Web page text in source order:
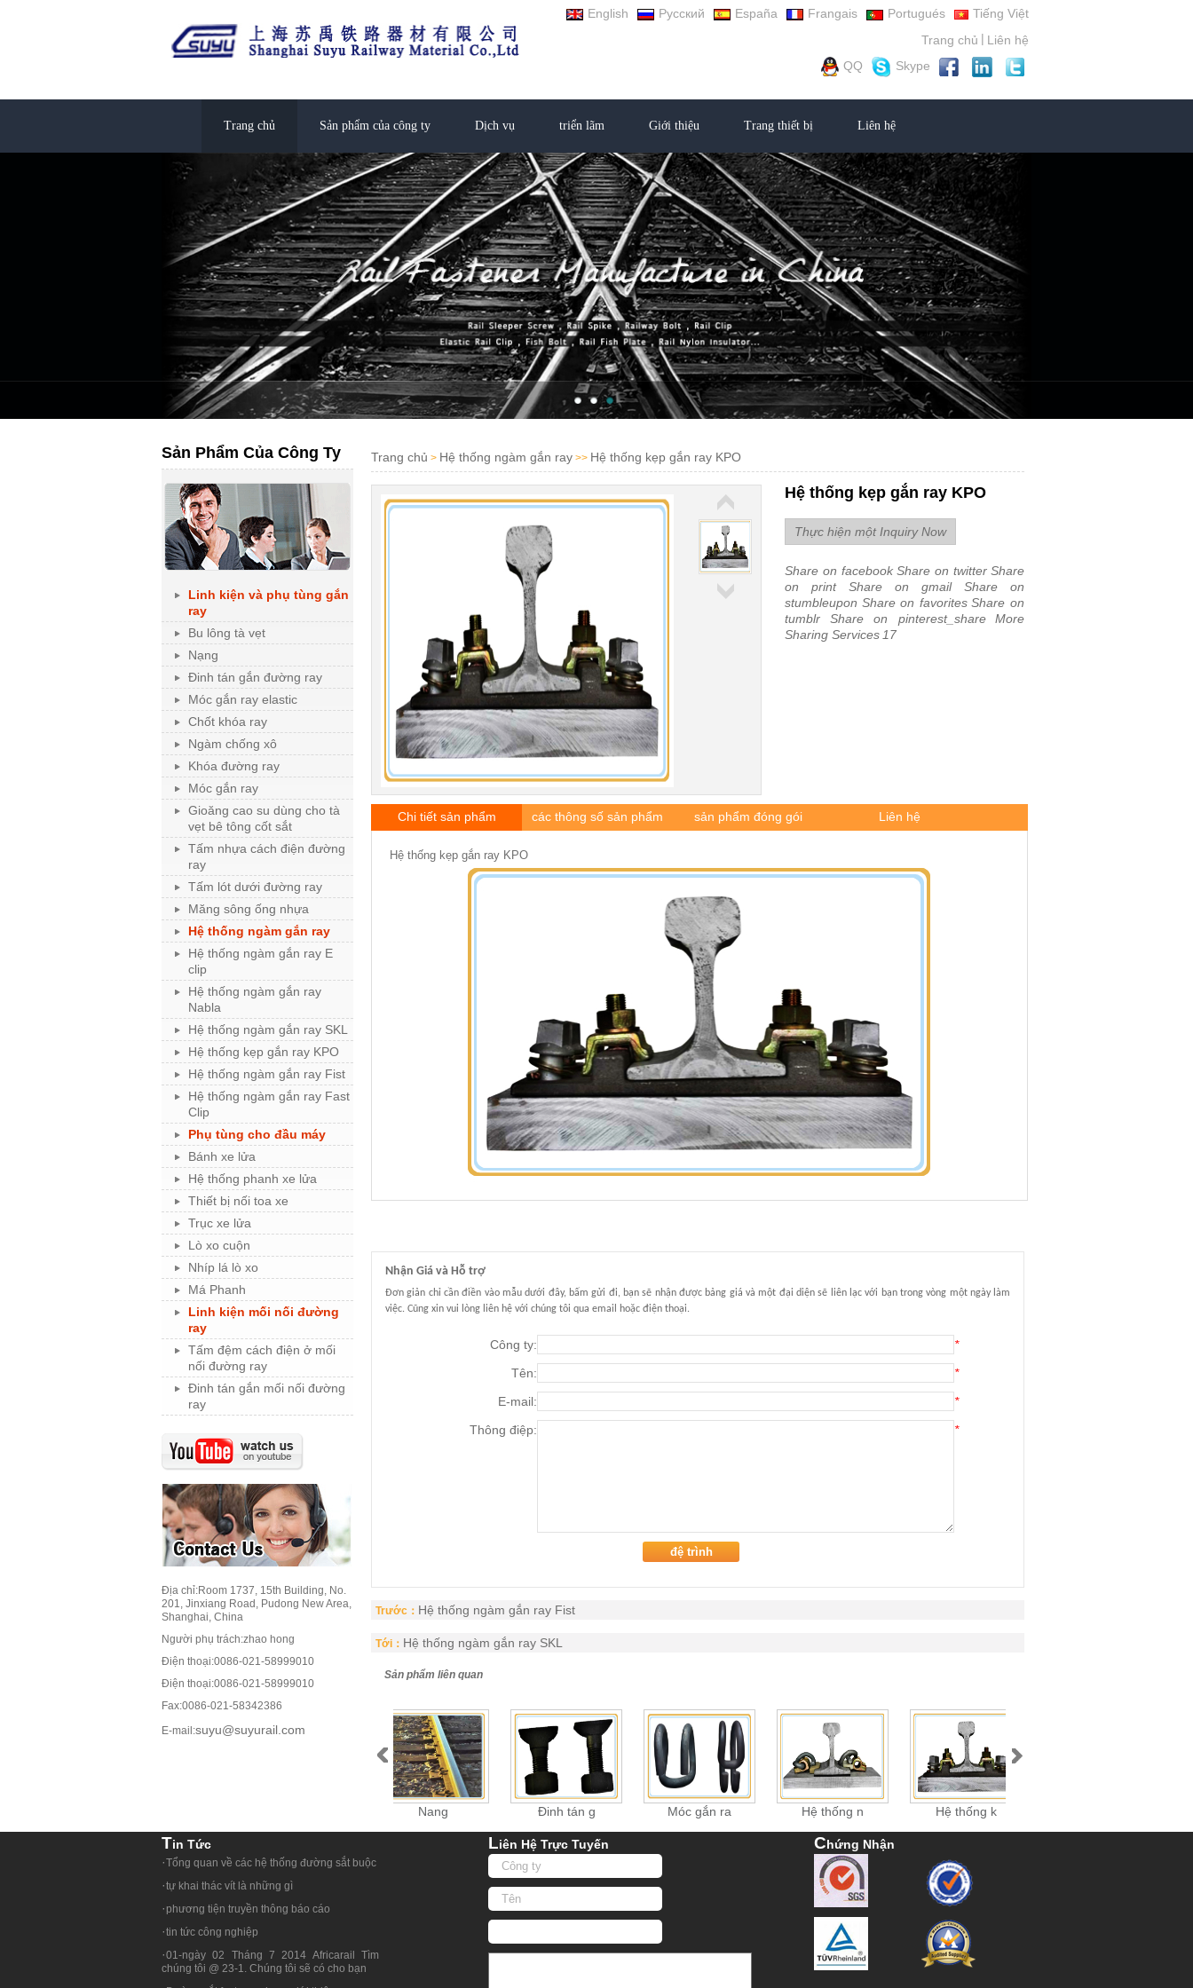
English Русский España Frangais Portugués
Tiếng Việt
Trang chủ | Liên hệ
QQ
Skype
Trang chủ Sản phẩm của công ty Dịch vụ triển lãm Giới thiệu Trang thiết bị Liên hệ
Sản Phẩm Của Công Ty
Linh kiện và phụ tùng gắn
ray
Bu lông tà vẹt
Nạng
Đinh tán gắn đường ray
Móc gắn ray elastic
Chốt khóa ray
Ngàm chống xô
Khóa đường ray
Móc gắn ray
Gioăng cao su dùng cho tà
vẹt bê tông cốt sắt
Tấm nhựa cách điện đường
ray
Tấm lót dưới đường ray
Măng sông ống nhựa
Hệ thống ngàm gắn ray
Hệ thống ngàm gắn ray E
clip
Hệ thống ngàm gắn ray
Nabla
Hệ thống ngàm gắn ray SKL
Hệ thống kẹp gắn ray KPO
Hệ thống ngàm gắn ray Fist
Hệ thống ngàm gắn ray Fast
Clip
Phụ tùng cho đầu máy
Bánh xe lửa
Hệ thống phanh xe lửa
Thiết bị nối toa xe
Trục xe lửa
Lò xo cuộn
Nhíp lá lò xo
Má Phanh
Linh kiện mối nối đường
ray
Tấm đệm cách điện ở mối
nối đường ray
Đinh tán gắn mối nối đường
ray
Địa chỉ:Room 1737, 15th Building, No.
201, Jinxiang Road, Pudong New Area,
Shanghai, China
Người phụ trách:zhao hong
Điện thoại:0086-021-58999010
Điện thoại:0086-021-58999010
Fax:0086-021-58342386
E-mail:suyu@suyurail.com
Trang chủ > Hệ thống ngàm gắn ray >> Hệ thống kẹp gắn ray KPO
Hệ thống kẹp gắn ray KPO
Thực hiện một Inquiry Now
Share on facebook Share on twitter Share
on print
Share on gmail
Share on
stumbleupon Share on favorites Share on
tumblr
Share on pinterest_share
More
Sharing Services17
Chi tiết sản phẩm các thông số sản phẩm sản phẩm đóng gói Liên hệ
Hệ thống kẹp gắn ray KPO
Nhận Giá và Hỗ trợ
Đơn giản chỉ cần điền vào mẫu dưới đây, bấm gửi đi, bạn sẽ nhận được bảng giá và một đại diện sẽ liên lạc với bạn trong vòng một ngày làm
việc. Cũng xin vui lòng liên hệ với chúng tôi qua email hoặc điện thoại.
Công ty:
*
Tên:
*
E-mail:
*
Thông điệp:
*
Trước： Hệ thống ngàm gắn ray Fist
Tới： Hệ thống ngàm gắn ray SKL
Sản phẩm liên quan
Nang Đinh tán g Móc gắn ra Hệ thống n Hệ thống k
TIn Tức
·Tổng quan về các hệ thống đường sắt buộc
·tự khai thác vít là những gì
· phương tiện truyền thông báo cáo
·tin tức công nghiệp
·01-ngày 02 Tháng 7 2014 Africarail Tìm
chúng tôi @ 23-1. Chúng tôi sẽ có cho bạn
LIên Hệ Trực Tuyến CHứng Nhận